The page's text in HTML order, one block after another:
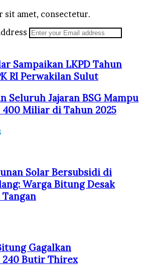
sit amet, consectetur.
Sampaikan LKPD Tahun
RI Perwakilan Sulut
Seluruh Jajaran BSG Mampu
Miliar di Tahun 2025
Solar Bersubsidi di
Warga Bitung Desak
Gagalkan
240 Butir Thirex